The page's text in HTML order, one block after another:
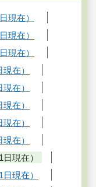
現在）
現在）
現在）
在）
在）
在）
在）
在）
現在）
現在）